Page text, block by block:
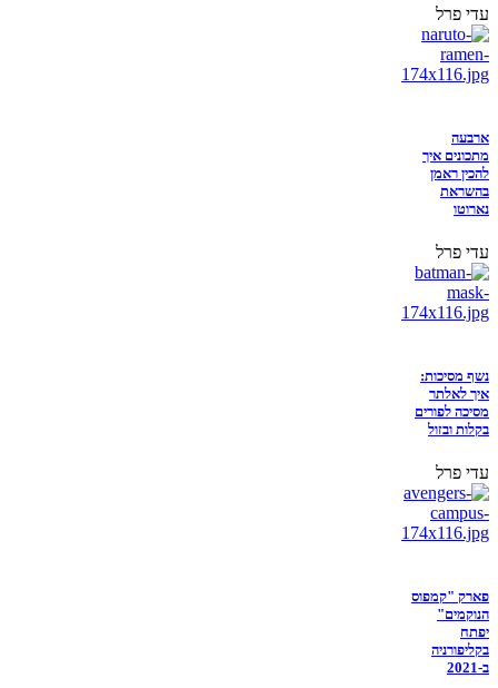
עדי פרל
ארבעה
מתכונים איך
להכין ראמן
בהשראת
נארוטו
עדי פרל
נשף מסיכות:
איך לאלתר
מסיכה לפורים
בקלות ובזול
עדי פרל
פארק "קמפוס
הנוקמים"
יפתח
בקליפורניה
ב-2021